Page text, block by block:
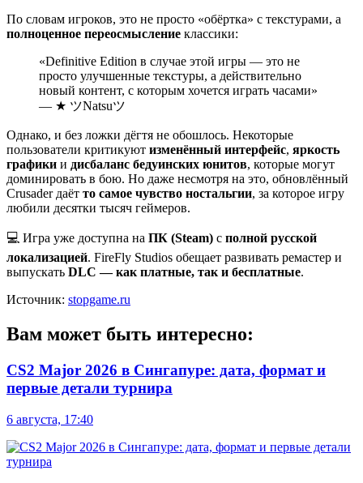
По словам игроков, это не просто «обёртка» с текстурами, а
полноценное переосмысление классики:
«Definitive Edition в случае этой игры — это не
просто улучшенные текстуры, а действительно
новый контент, с которым хочется играть часами»
— ★ ツNatsuツ
Однако, и без ложки дёгтя не обошлось. Некоторые
пользователи критикуют изменённый интерфейс, яркость
графики и дисбаланс бедуинских юнитов, которые могут
доминировать в бою. Но даже несмотря на это, обновлённый
Crusader даёт то самое чувство ностальгии, за которое игру
любили десятки тысяч геймеров.
💻 Игра уже доступна на ПК (Steam) с полной русской
локализацией. FireFly Studios обещает развивать ремастер и
выпускать DLC — как платные, так и бесплатные.
Источник: stopgame.ru
Вам может быть интересно:
CS2 Major 2026 в Сингапуре: дата, формат и
первые детали турнира
6 августа, 17:40